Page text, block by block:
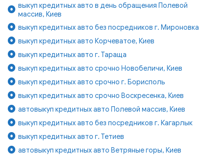
выкуп кредитных авто в день обращения Полевой
массив, Киев
выкуп кредитных авто без посредников г. Мироновка
выкуп кредитных авто Корчеватое, Киев
выкуп кредитных авто г. Тараща
выкуп кредитных авто срочно Новобеличи, Киев
выкуп кредитных авто срочно г. Борисполь
выкуп кредитных авто срочно Воскресенка, Киев
автовыкуп кредитных авто Полевой массив, Киев
выкуп кредитных авто без посредников г. Кагарлык
выкуп кредитных авто г. Тетиев
автовыкуп кредитных авто Ветряные горы, Киев